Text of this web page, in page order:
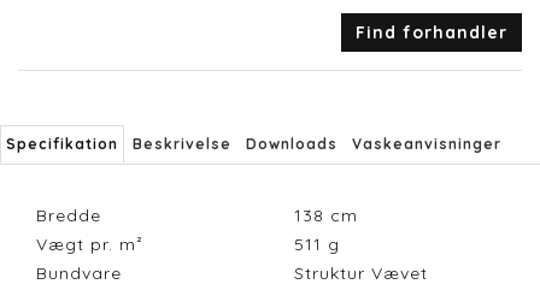
Find forhandler
Specifikation Beskrivelse Downloads Vaskeanvisninger
Bredde 138 cm
Vægt pr. m²
511 g
Bundvare
Struktur Vævet